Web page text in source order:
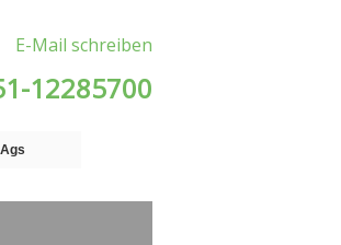
E-Mail schreiben
12285700